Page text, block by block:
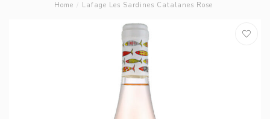
Home / Lafage Les Sardines Catalanes Rose